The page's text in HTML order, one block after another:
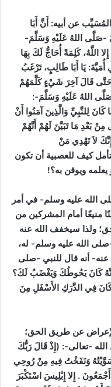
عن أبيه: أَنَّ أَبَا
-صَلَّى اللهُ عَلَيْهِ وَسَلَّمَ-
اللَّهُ، كَلِمَةً أُحَاجُّ لَكَ بِهَا
أُمَيَّةَ: يَا أَبَا طَالِبٍ، تَرْغَبُ
حَتَّى قَالَ آخِرَ شَيْءٍ كَلَّمَهُمْ
اللهُ عَلَيْهِ وَسَلَّمَ-:
لِلنَّبِيِّ وَالَّذِينَ آمَنُوا أَنْ
مِنْ بَعْدِ مَا تَبَيَّنَ لَهُمْ أَنَّهُمْ
لاَ تَهْدِي مَنْ
كيف للعصبية أن تكون
ويوقن به؟!
الله عليه وسلم- في أمر
منيعًا أمام المشركين من
ولذا سيخفف الله عنه
الله عليه وسلم- له،
أنه قال للنبي -صلى
كَانَ يَحُوطُكَ وَيَغْضَبُ لَكَ؟
فِي الدَّرَكِ الأَسْفَلِ مِنَ
عن طريق الحق؛
-تعالى-: (إِذْ قَالَ رَبُّكَ
وَنَفَخْتُ فِيهِ مِنْ رُوحِي
. إِلا إِبْلِيسَ اسْتَكْبَرَ